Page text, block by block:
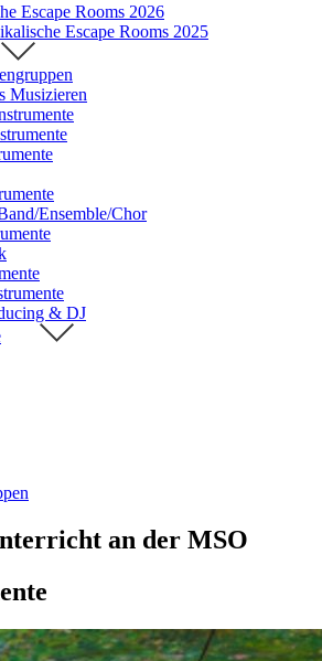
Escape Rooms 2026
Escape Rooms 2025
Musizieren
Ensemble/Chor
& DJ
an der MSO